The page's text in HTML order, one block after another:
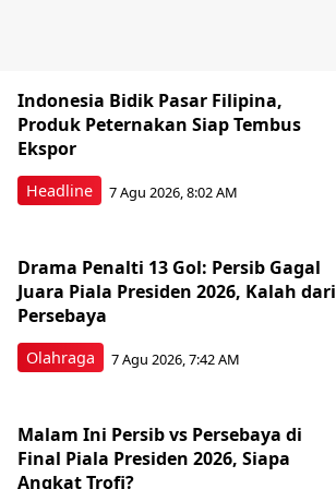
Headline
Indonesia Bidik Pasar Filipina,
Produk Peternakan Siap Tembus
Ekspor
7 Agu 2026, 8:02 AM
Olahraga
Drama Penalti 13 Gol: Persib Gagal
Juara Piala Presiden 2026, Kalah dari
Persebaya
7 Agu 2026, 7:42 AM
Malam Ini Persib vs Persebaya di
Final Piala Presiden 2026, Siapa
Angkat Trofi?